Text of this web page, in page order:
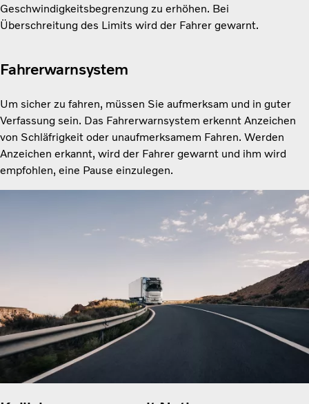
Geschwindigkeitsbegrenzung zu erhöhen. Bei
Überschreitung des Limits wird der Fahrer gewarnt.
Fahrerwarnsystem
Um sicher zu fahren, müssen Sie aufmerksam und in guter
Verfassung sein. Das Fahrerwarnsystem erkennt Anzeichen
von Schläfrigkeit oder unaufmerksamem Fahren. Werden
Anzeichen erkannt, wird der Fahrer gewarnt und ihm wird
empfohlen, eine Pause einzulegen.